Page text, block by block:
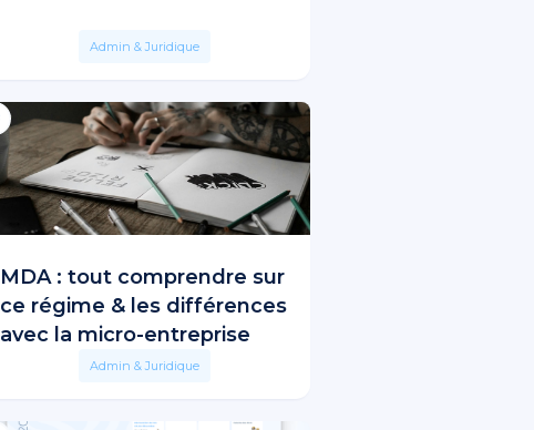
Admin & Juridique
MDA : tout comprendre sur
ce régime & les différences
avec la micro-entreprise
Admin & Juridique